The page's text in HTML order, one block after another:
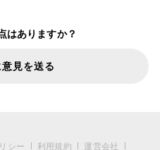
はありますか？
見を送る
シー 利用規約
運営会社